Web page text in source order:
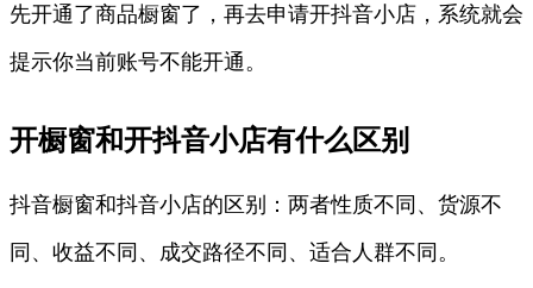
先开通了商品橱窗了，再去申请开抖音小店，系统就会
提示你当前账号不能开通。
开橱窗和开抖音小店有什么区别
抖音橱窗和抖音小店的区别：两者性质不同、货源不
同、收益不同、成交路径不同、适合人群不同。